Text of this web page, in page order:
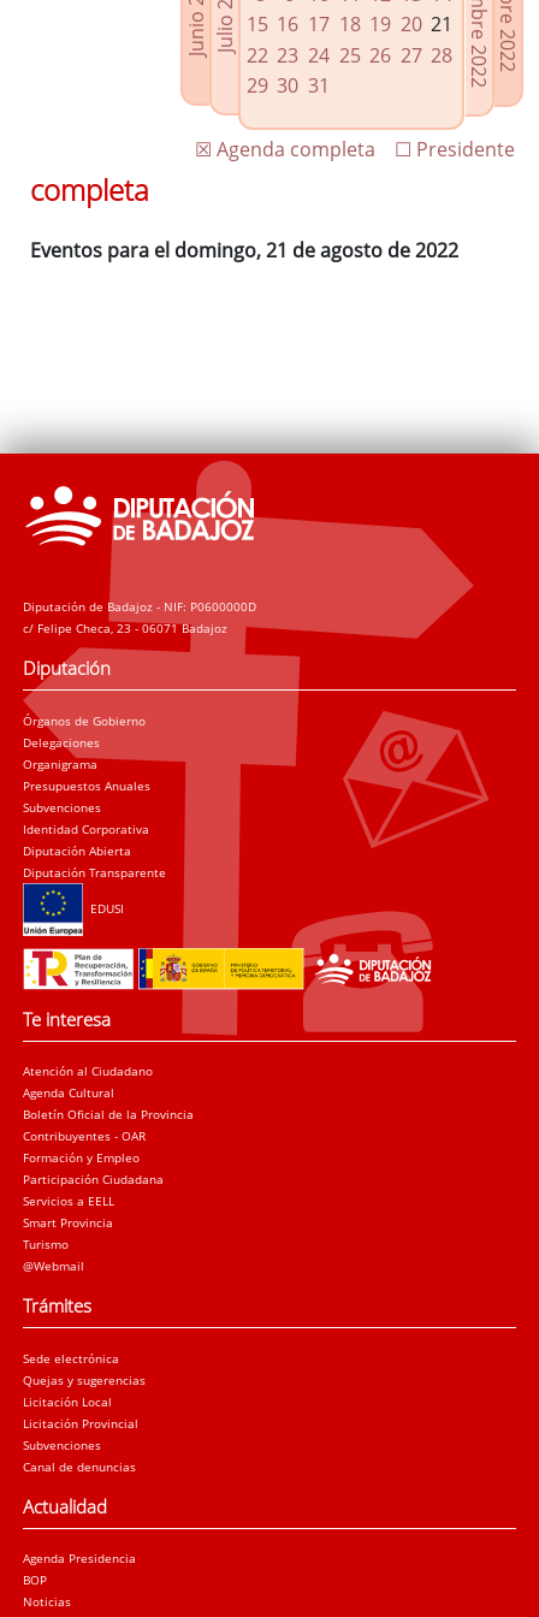
Agenda de Presidencia
Plenos provinciales y Juntas de gobierno
Oficina de Proyectos Europeos
15 16 17 18 19 20 21
22 23 24 25 26 27 28
29 30 31
☐ Presidente
☒ Agenda completa
completa
Eventos para el domingo, 21 de agosto de 2022
Diputación de Badajoz - NIF: P0600000D
c/ Felipe Checa, 23 - 06071 Badajoz
Diputación
Órganos de Gobierno
Delegaciones
Organigrama
Presupuestos Anuales
Subvenciones
Identidad Corporativa
Diputación Abierta
Diputación Transparente
EDUSI
Te interesa
Atención al Ciudadano
Agenda Cultural
Boletín Oficial de la Provincia
Contribuyentes - OAR
Formación y Empleo
Participación Ciudadana
Servicios a EELL
Smart Provincia
Turismo
@Webmail
Trámites
Sede electrónica
Quejas y sugerencias
Licitación Local
Licitación Provincial
Subvenciones
Canal de denuncias
Actualidad
Agenda Presidencia
BOP
Noticias